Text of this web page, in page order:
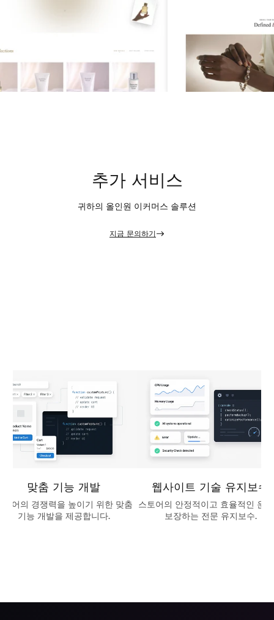
추가 서비스
귀하의 올인원 이커머스 솔루션
지금 문의하기
맞춤 기능 개발
토어의 경쟁력을 높이기 위한 맞춤
기능 개발을 제공합니다.
웹사이트 기술 유지보수
스토어의 안정적이고 효율적인 운
보장하는 전문 유지보수.